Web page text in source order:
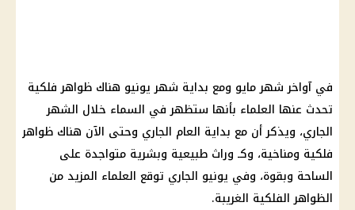
في آواخر شهر مايو ومع بداية شهر يونيو هناك ظواهر فلكية
تحدث عنها العلماء بأنها ستظهر في السماء خلال الشهر
الجاري، ويذكر أن مع بداية العام الجاري وحتى الآن هناك ظواهر
فلكية ومناخية، وكـ وراث طبيعية وبشرية متواجدة على
الساحة وبقوة، وفي يونيو الجاري توقع العلماء المزيد من
الظواهر الفلكية الغريبة.